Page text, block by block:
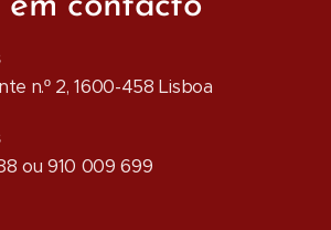
n.º 2, 1600-458 Lisboa
ou 910 009 699